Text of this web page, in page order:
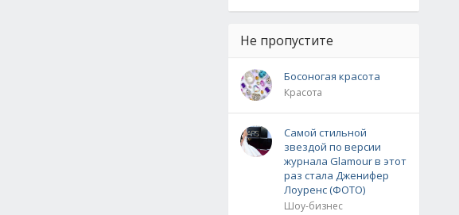
Не пропустите
Босоногая красота
Красота
Самой стильной
звездой по версии
журнала Glamour в этот
раз стала Дженифер
Лоуренс (ФОТО)
Шоу-бизнес